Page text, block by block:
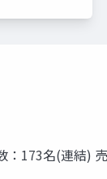
173名(連結)